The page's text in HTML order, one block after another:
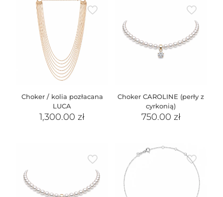
Choker / kolia pozłacana
LUCA
1,300.00zł
Choker CAROLINE (perły z
cyrkonią)
750.00 zł